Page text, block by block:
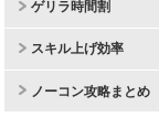
ゲリラ時間割
スキル上げ効率
ノーコン攻略まとめ